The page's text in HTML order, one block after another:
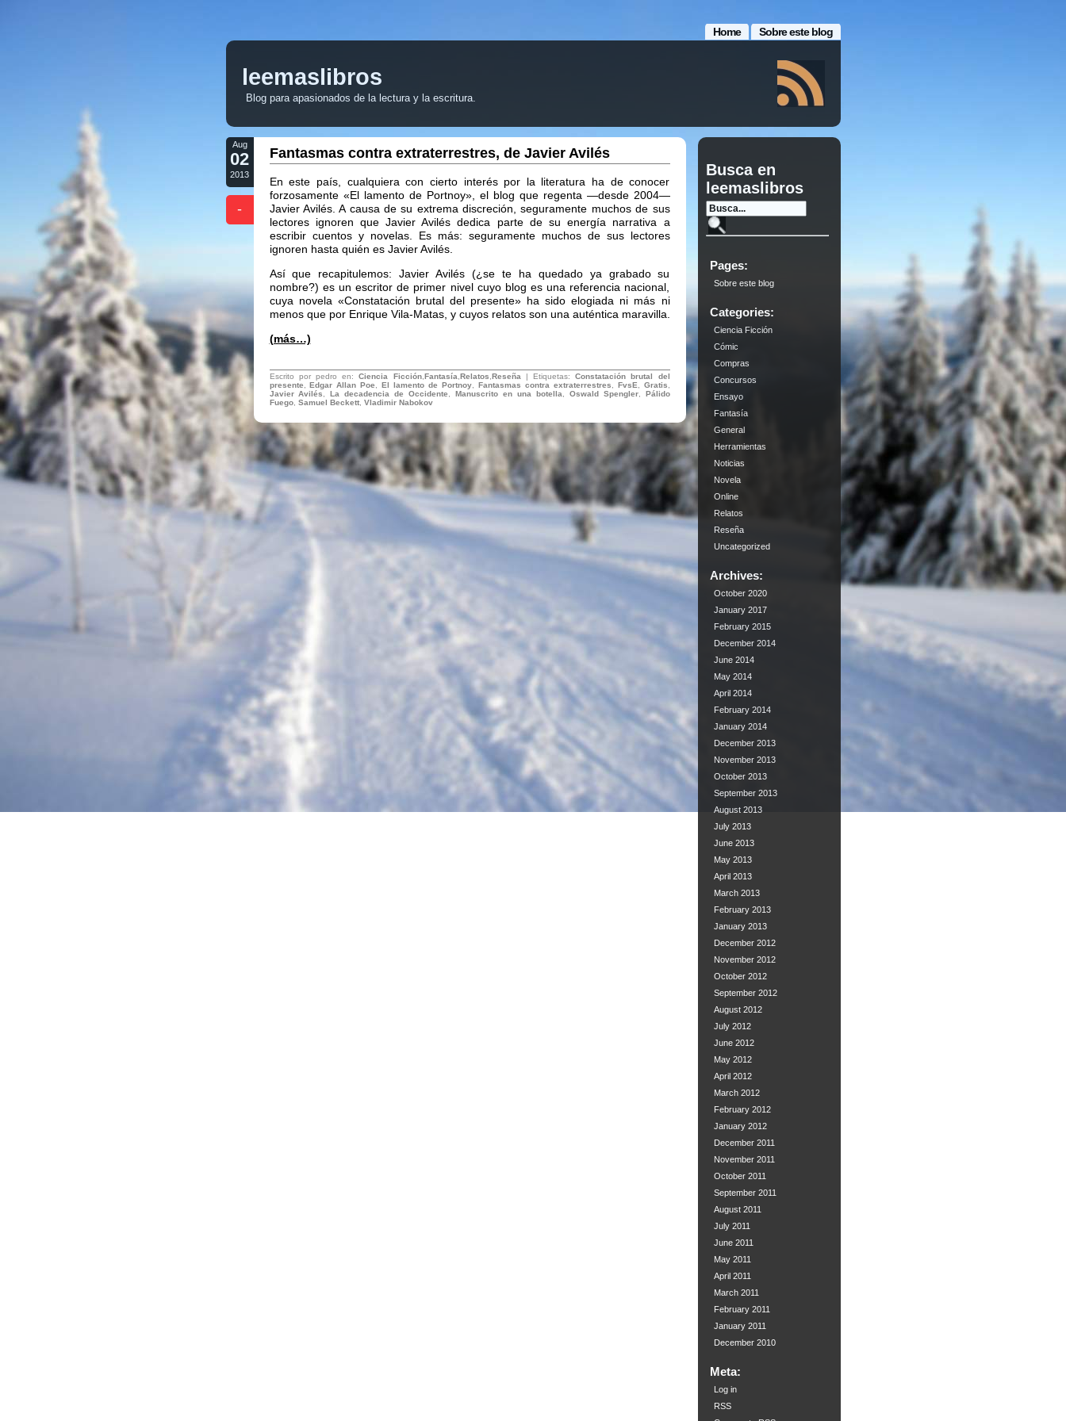
Sobre este blog
Home
leemaslibros
Blog para apasionados de la lectura y la escritura.
Aug
02
2013
-
Fantasmas contra extraterrestres, de Javier Avilés
En este país, cualquiera con cierto interés por la literatura ha de conocer
forzosamente «El lamento de Portnoy», el blog que regenta —desde 2004—
Javier Avilés. A causa de su extrema discreción, seguramente muchos de sus
lectores ignoren que Javier Avilés dedica parte de su energía narrativa a
escribir cuentos y novelas. Es más: seguramente muchos de sus lectores
ignoren hasta quién es Javier Avilés.
Así que recapitulemos: Javier Avilés (¿se te ha quedado ya grabado su
nombre?) es un escritor de primer nivel cuyo blog es una referencia nacional,
cuya novela «Constatación brutal del presente» ha sido elogiada ni más ni
menos que por Enrique Vila-Matas, y cuyos relatos son una auténtica maravilla.
(más…)
Escrito por pedro en:Ciencia Ficción, Fantasía Relatos Reseña | Etiquetas:Constatación brutal del
presente ,Edgar Allan Poe ,El lamento de Portnoy, Fantasmas contra extraterrestres FvsE Gratis
Javier Avilés
,La decadencia de Occidente ,Manuscrito en una botella Oswald Spengler, Pálido
Fuego, Samuel Beckett, Vladimir Nabokov
Busca en
leemaslibros
Pages:
Sobre este blog
Categories:
Ciencia Ficción
Cómic
Compras
Concursos
Ensayo
Fantasía
General
Herramientas
Noticias
Novela
Online
Relatos
Reseña
Uncategorized
Archives:
October 2020
January 2017
February 2015
December 2014
June 2014
May 2014
April 2014
February 2014
January 2014
December 2013
November 2013
October 2013
September 2013
August 2013
July 2013
June 2013
May 2013
April 2013
March 2013
February 2013
January 2013
December 2012
November 2012
October 2012
September 2012
August 2012
July 2012
June 2012
May 2012
April 2012
March 2012
February 2012
January 2012
December 2011
November 2011
October 2011
September 2011
August 2011
July 2011
June 2011
May 2011
April 2011
March 2011
February 2011
January 2011
December 2010
Meta:
Log in
RSS